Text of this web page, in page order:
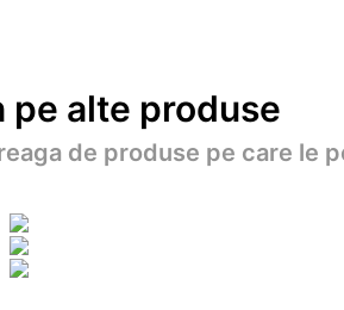
pe alte produse
de produse pe care le